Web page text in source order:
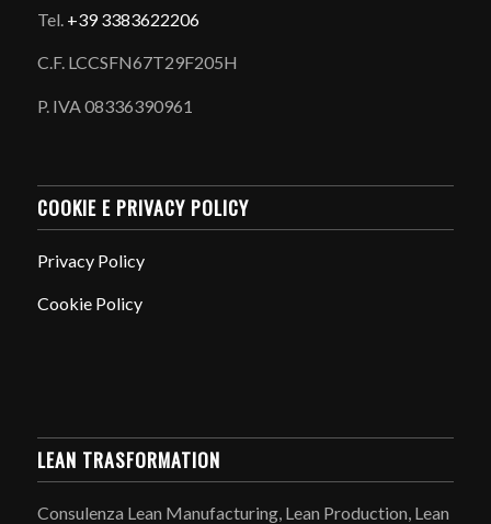
Tel. +39 3383622206
C.F. LCCSFN67T29F205H
P. IVA 08336390961
COOKIE E PRIVACY POLICY
Privacy Policy
Cookie Policy
LEAN TRASFORMATION
Consulenza Lean Manufacturing, Lean Production, Lean